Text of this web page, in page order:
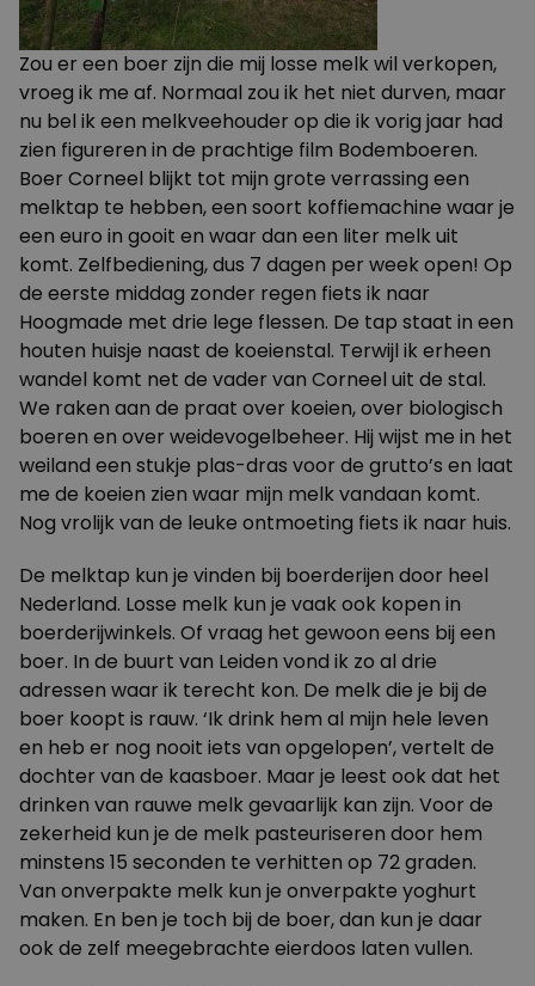
Zou er een boer zijn die mij losse melk wil verkopen,
vroeg ik me af. Normaal zou ik het niet durven, maar
nu bel ik een melkveehouder op die ik vorig jaar had
zien figureren in de prachtige film Bodemboeren.
Boer Corneel blijkt tot mijn grote verrassing een
melktap te hebben, een soort koffiemachine waar je
een euro in gooit en waar dan een liter melk uit
komt. Zelfbediening, dus 7 dagen per week open! Op
de eerste middag zonder regen fiets ik naar
Hoogmade met drie lege flessen. De tap staat in een
houten huisje naast de koeienstal. Terwijl ik erheen
wandel komt net de vader van Corneel uit de stal.
We raken aan de praat over koeien, over biologisch
boeren en over weidevogelbeheer. Hij wijst me in het
weiland een stukje plas-dras voor de grutto’s en laat
me de koeien zien waar mijn melk vandaan komt.
Nog vrolijk van de leuke ontmoeting fiets ik naar huis.
De melktap kun je vinden bij boerderijen door heel
Nederland. Losse melk kun je vaak ook kopen in
boerderijwinkels. Of vraag het gewoon eens bij een
boer. In de buurt van Leiden vond ik zo al drie
adressen waar ik terecht kon. De melk die je bij de
boer koopt is rauw. ‘Ik drink hem al mijn hele leven
en heb er nog nooit iets van opgelopen’, vertelt de
dochter van de kaasboer. Maar je leest ook dat het
drinken van rauwe melk gevaarlijk kan zijn. Voor de
zekerheid kun je de melk pasteuriseren door hem
minstens 15 seconden te verhitten op 72 graden.
Van onverpakte melk kun je onverpakte yoghurt
maken. En ben je toch bij de boer, dan kun je daar
ook de zelf meegebrachte eierdoos laten vullen.